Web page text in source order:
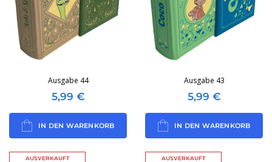
Ausgabe 44
5,99 €
IN DEN WARENKORB
Ausgabe 43
5,99 €
IN DEN WARENKORB
AUSVERKAUFT AUSVERKAUFT